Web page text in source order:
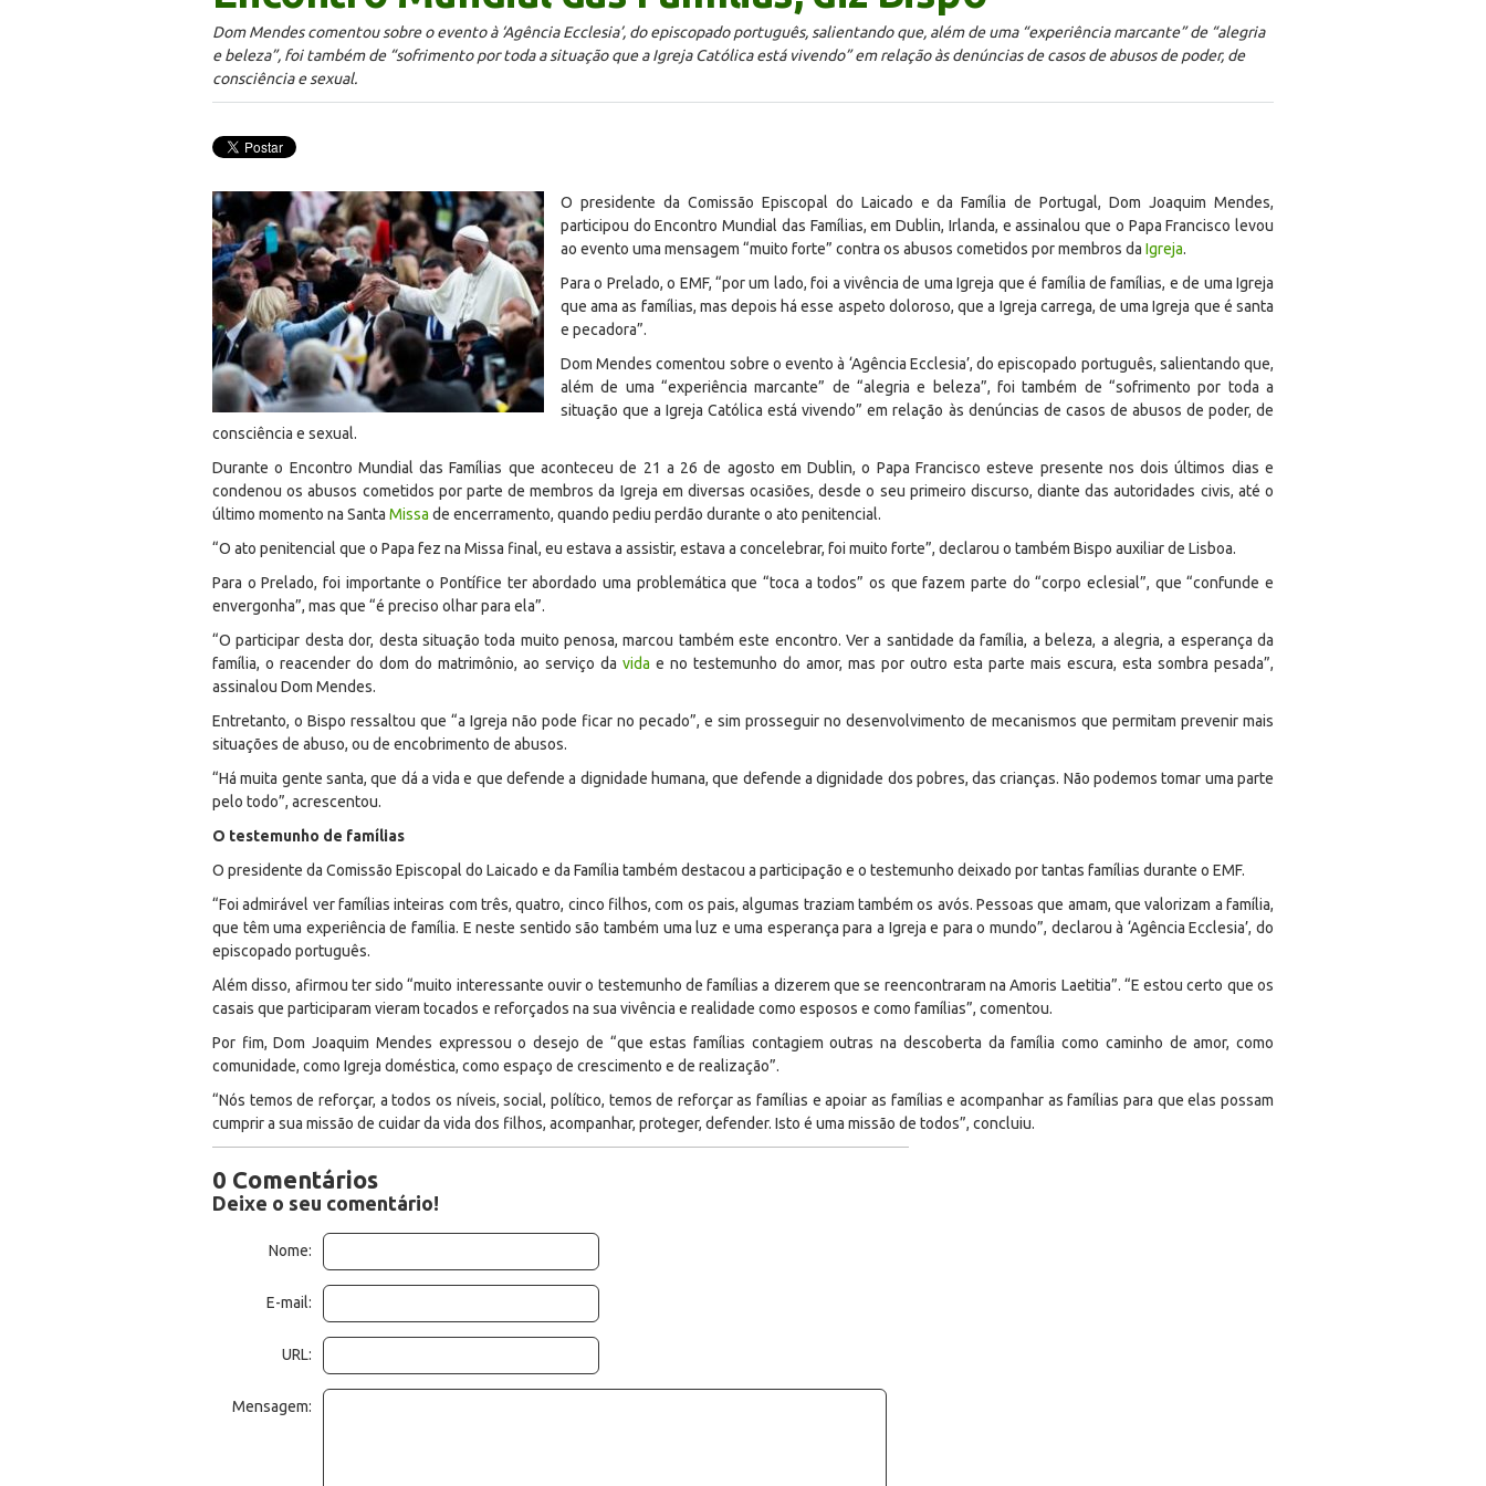
Dom Mendes comentou sobre o evento à ‘Agência Ecclesia’, do episcopado português, salientando que, além de uma “experiência marcante” de “alegria
e beleza”, foi também de “sofrimento por toda a situação que a Igreja Católica está vivendo” em relação às denúncias de casos de abusos de poder, de
consciência e sexual.
O presidente da Comissão Episcopal do Laicado e da Família de Portugal, Dom Joaquim Mendes,
participou do Encontro Mundial das Famílias, em Dublin, Irlanda, e assinalou que o Papa Francisco levou
ao evento uma mensagem “muito forte” contra os abusos cometidos por membros da Igreja.
Para o Prelado, o EMF, “por um lado, foi a vivência de uma Igreja que é família de famílias, e de uma Igreja
que ama as famílias, mas depois há esse aspeto doloroso, que a Igreja carrega, de uma Igreja que é santa
e pecadora”.
Dom Mendes comentou sobre o evento à ‘Agência Ecclesia’, do episcopado português, salientando que,
além de uma “experiência marcante” de “alegria e beleza”, foi também de “sofrimento por toda a
situação que a Igreja Católica está vivendo” em relação às denúncias de casos de abusos de poder, de
consciência e sexual.
Durante o Encontro Mundial das Famílias que aconteceu de 21 a 26 de agosto em Dublin, o Papa Francisco esteve presente nos dois últimos dias e
condenou os abusos cometidos por parte de membros da Igreja em diversas ocasiões, desde o seu primeiro discurso, diante das autoridades civis, até o
último momento na Santa Missa de encerramento, quando pediu perdão durante o ato penitencial.
“O ato penitencial que o Papa fez na Missa final, eu estava a assistir, estava a concelebrar, foi muito forte”, declarou o também Bispo auxiliar de Lisboa.
Para o Prelado, foi importante o Pontífice ter abordado uma problemática que “toca a todos” os que fazem parte do “corpo eclesial”, que “confunde e
envergonha”, mas que “é preciso olhar para ela”.
“O participar desta dor, desta situação toda muito penosa, marcou também este encontro. Ver a santidade da família, a beleza, a alegria, a esperança da
família, o reacender do dom do matrimônio, ao serviço da vida e no testemunho do amor, mas por outro esta parte mais escura, esta sombra pesada”,
assinalou Dom Mendes.
Entretanto, o Bispo ressaltou que “a Igreja não pode ficar no pecado”, e sim prosseguir no desenvolvimento de mecanismos que permitam prevenir mais
situações de abuso, ou de encobrimento de abusos.
“Há muita gente santa, que dá a vida e que defende a dignidade humana, que defende a dignidade dos pobres, das crianças. Não podemos tomar uma parte
pelo todo”, acrescentou.
O testemunho de famílias
O presidente da Comissão Episcopal do Laicado e da Família também destacou a participação e o testemunho deixado por tantas famílias durante o EMF.
“Foi admirável ver famílias inteiras com três, quatro, cinco filhos, com os pais, algumas traziam também os avós. Pessoas que amam, que valorizam a família,
que têm uma experiência de família. E neste sentido são também uma luz e uma esperança para a Igreja e para o mundo”, declarou à ‘Agência Ecclesia’, do
episcopado português.
Além disso, afirmou ter sido “muito interessante ouvir o testemunho de famílias a dizerem que se reencontraram na Amoris Laetitia”. “E estou certo que os
casais que participaram vieram tocados e reforçados na sua vivência e realidade como esposos e como famílias”, comentou.
Por fim, Dom Joaquim Mendes expressou o desejo de “que estas famílias contagiem outras na descoberta da família como caminho de amor, como
comunidade, como Igreja doméstica, como espaço de crescimento e de realização”.
“Nós temos de reforçar, a todos os níveis, social, político, temos de reforçar as famílias e apoiar as famílias e acompanhar as famílias para que elas possam
cumprir a sua missão de cuidar da vida dos filhos, acompanhar, proteger, defender. Isto é uma missão de todos”, concluiu.
0 Comentários
Deixe o seu comentário!
Nome:
E-mail:
URL:
Mensagem: